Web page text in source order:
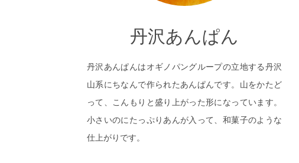
丹沢あんぱん
丹沢あんぱんはオギノパングループの立地する丹沢
山系にちなんで作られたあんぱんです。山をかたど
って、こんもりと盛り上がった形になっています。
小さいのにたっぷりあんが入って、和菓子のような
仕上がりです。